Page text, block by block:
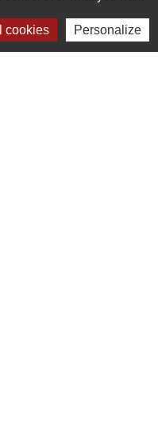
cookies Personalize